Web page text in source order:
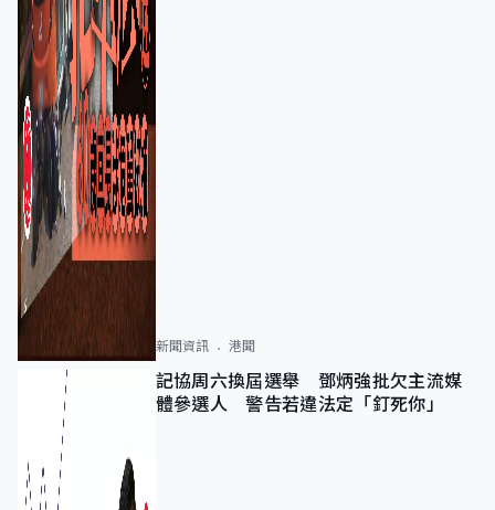
新聞資訊 港聞
記協周六換屆選舉 鄧炳強批欠主流媒
體參選人 警告若違法定「釘死你」